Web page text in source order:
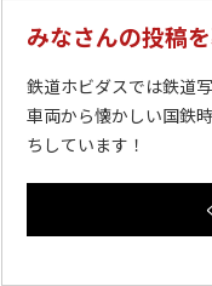
みなさんの投稿
鉄道ホビダスでは鉄道
車両から懐かしい国鉄
ちしています！